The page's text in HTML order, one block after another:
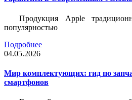
Продукция Apple
популярностью
Подробнее
04.05.2026
Мир комплектующих: гид по
смартфонов